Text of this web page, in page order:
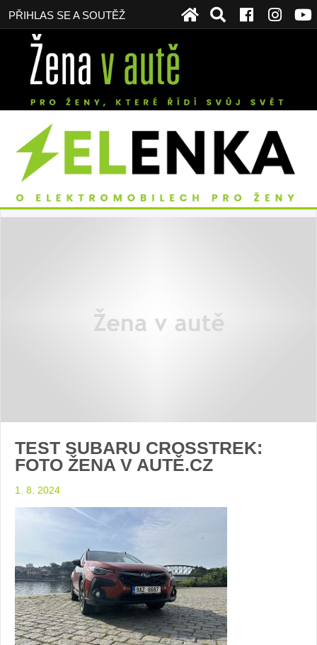
PŘIHLAS SE A SOUTĚŽ
TEST SUBARU CROSSTREK:
FOTO ŽENA V AUTĚ.CZ
1. 8. 2024